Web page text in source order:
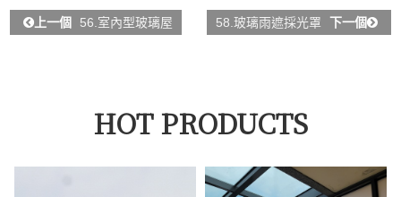
上一個 56.室內型玻璃屋 58.玻璃雨遮採光罩 下一個
HOT PRODUCTS